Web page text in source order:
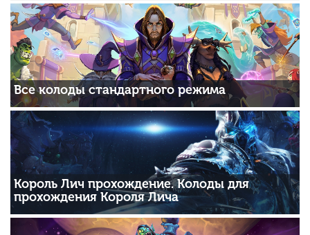
Все колоды стандартного режима
Король Лич прохождение. Колоды для
прохождения Короля Лича